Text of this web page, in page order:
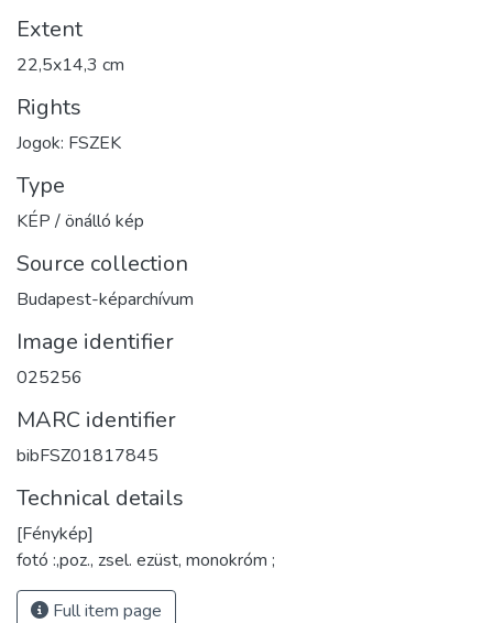
Extent
22,5x14,3 cm
Rights
Jogok: FSZEK
Type
KÉP / önálló kép
Source collection
Budapest-képarchívum
Image identifier
025256
MARC identifier
bibFSZ01817845
Technical details
[Fénykép]
fotó :,poz., zsel. ezüst, monokróm ;
Full item page